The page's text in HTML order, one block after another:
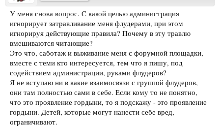
У меня снова вопрос. С какой целью администрация
игнорирует затравливание меня флудерами, при этом
игнорируя действующие правила? Почему в эту травлю
вмешиваются читающие?
Это что, саботаж и выживание меня с форумной площадки,
вместе с теми кто интересуется, тем что я пишу, под
содействием администрации, руками флудеров?
Я не вступаю ни в какие взаимосвязи с группой флудеров,
они там полностью сами в себе. Если кому то не понятно,
что это проявление гордыни, то я подскажу - это проявление
гордыни. Детей, которые могут нанести себе вред,
ограничивают.